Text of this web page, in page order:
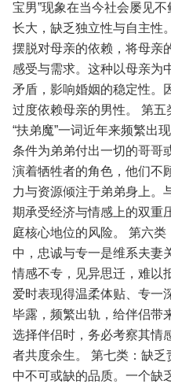
宝男”现象在当今社会屡见
长大，缺乏独立性与自主性
摆脱对母亲的依赖，将母亲
感受与需求。这种以母亲为
矛盾，影响婚姻的稳定性。
过度依赖母亲的男性。
第五
“扶弟魔”一词近年来频繁出
条件为弟弟付出一切的哥哥
演着牺牲者的角色，他们不
力与资源倾注于弟弟身上。
期承受经济与情感上的双重
庭核心地位的风险。
第六类
中，忠诚与专一是维系夫妻
情感不专，见异思迁，难以
爱时表现得温柔体贴、专一
毕露，频繁出轨，给伴侣带
选择伴侣时，务必考察其情
者共度余生。
第七类：缺乏
中不可或缺的品质。一个缺